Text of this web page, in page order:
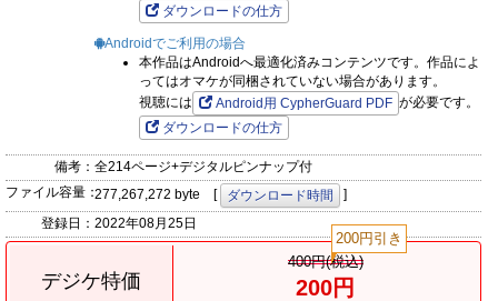
のじゃ○○系妖精に余興としてラブコメを強要された二人は、急
遽学パロ寸劇を始めるが…!?
オールフルカラーの15話ー16話を収録!
『転生したらパーティが男の子だらけだったけど断じて俺はシ
異世界転生×男の娘ハーレム！？ 勇者の力を秘めた男子高生が
ショタだらけの世界を救う！
第14～15話は魔王軍の部下スライムのライムスとの遭遇!
カケルを怪しみ始めは敵対意識を向けるライムスだったが…?
ダウンロードの仕方
Androidでご利用の場合
本作品はAndroidへ最適化済みコンテンツです。作品によ
ってはオマケが同梱されていない場合があります。
視聴には
Android用 CypherGuard PDF が必要です。
ダウンロードの仕方
備考： 全214ページ+デジタルピンナップ付
ファイル容量：277,267,272 byte [ ダウンロード時間
]
登録日： 2022年08月25日
デジケ特価
400円(税込)
200円引き
200円